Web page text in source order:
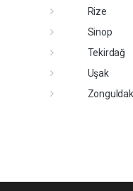
Rize
Sinop
Tekirdağ
Uşak
Zonguldak